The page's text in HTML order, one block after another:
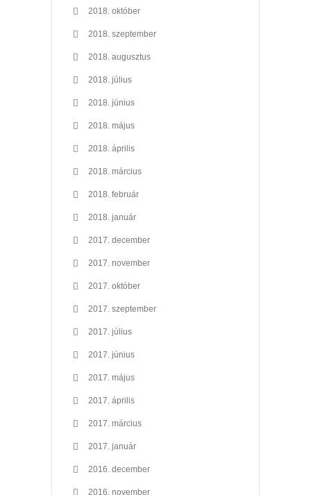
2018. október
2018. szeptember
2018. augusztus
2018. július
2018. június
2018. május
2018. április
2018. március
2018. február
2018. január
2017. december
2017. november
2017. október
2017. szeptember
2017. július
2017. június
2017. május
2017. április
2017. március
2017. január
2016. december
2016. november